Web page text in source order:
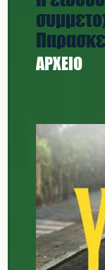
ΑΡΧΕΊΟ
860.jpg